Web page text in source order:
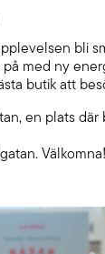
bli
med ny
butik att
en plats
Välkomna!